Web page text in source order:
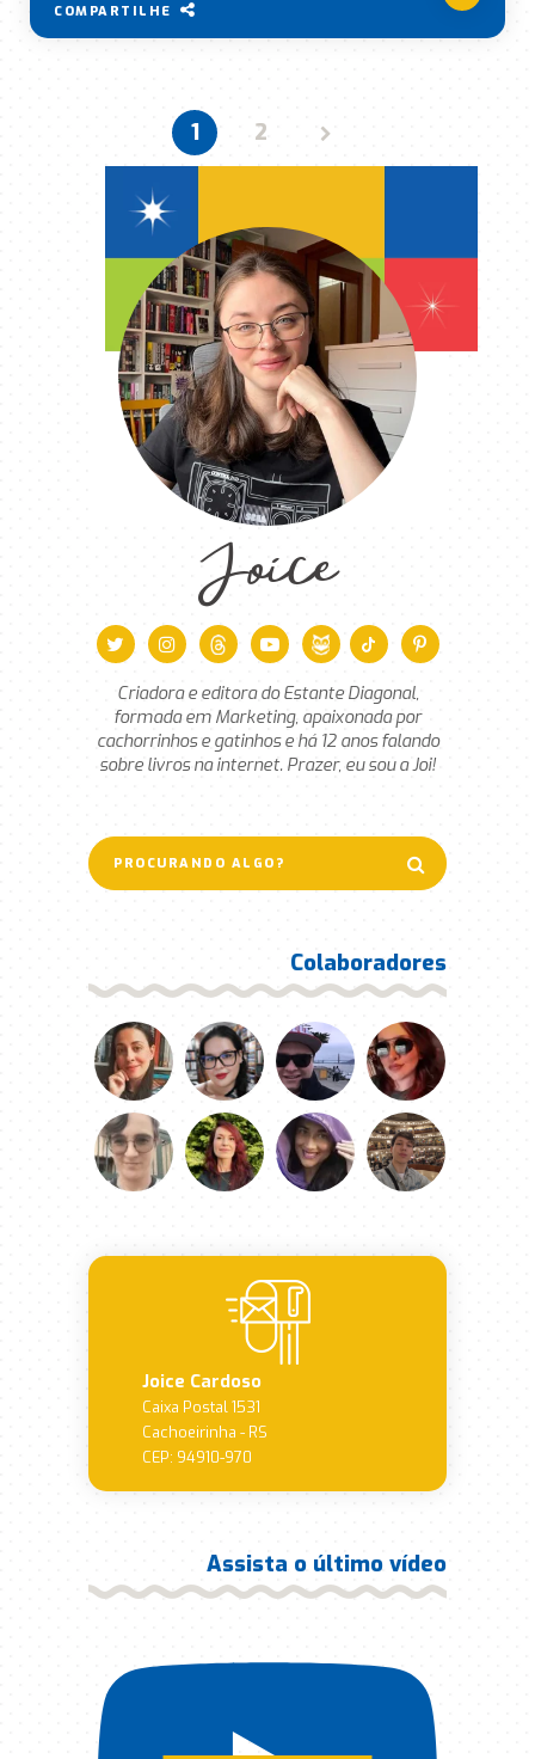
COMPARTILHE
1 2
Joice
Criadora e editora do Estante Diagonal,
formada em Marketing, apaixonada por
cachorrinhos e gatinhos e há 12 anos falando
sobre livros na internet. Prazer, eu sou a Joi!
Colaboradores
Joice Cardoso
Caixa Postal 1531
Cachoeirinha - RS
CEP: 94910-970
Assista o último vídeo